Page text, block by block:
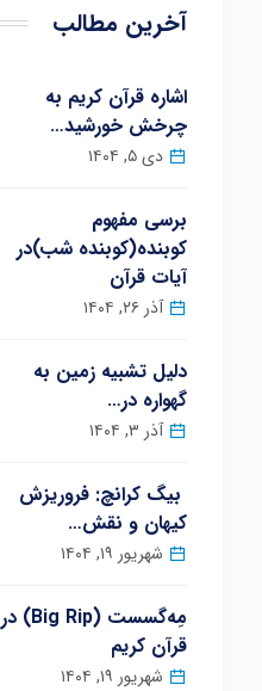
آخرین مطالب
اشاره قرآن کریم به
چرخش خورشید…
دی ۵, ۱۴۰۴
برسی مفهوم
کوبنده(کوبنده شب)در
آیات قرآن
آذر ۲۶, ۱۴۰۴
دلیل تشبیه زمین به
گهواره در…
آذر ۳, ۱۴۰۴
بیگ کرانچ: فروریزش
کیهان و نقش…
شهریور ۱۹, ۱۴۰۴
مِه‌گسست (Big Rip) در
قرآن کریم
شهریور ۱۹, ۱۴۰۴